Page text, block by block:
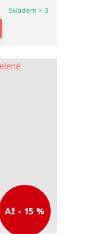
Skladem > 3
Až - 15 %